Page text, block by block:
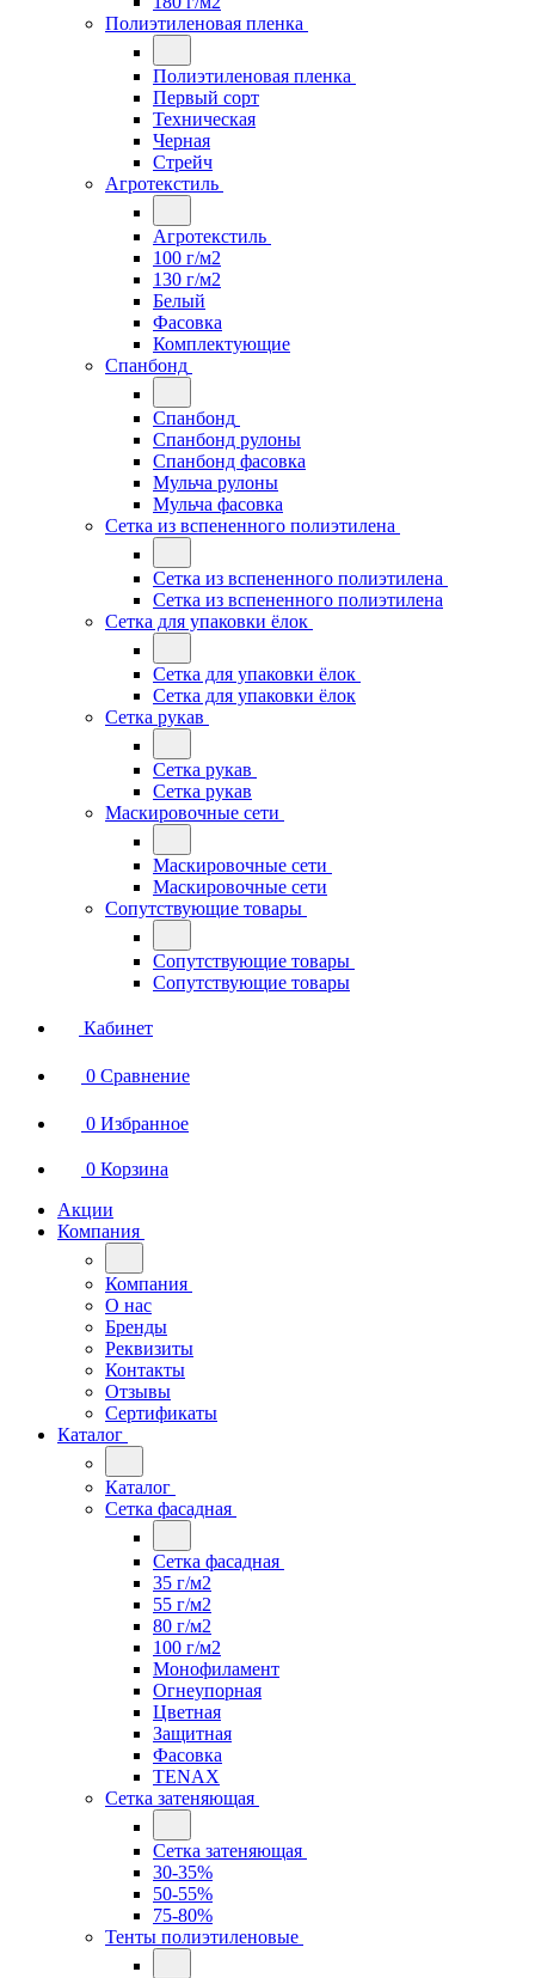
Полиэтиленовая пленка
Полиэтиленовая пленка
Первый сорт
Техническая
Черная
Стрейч
Агротекстиль
Агротекстиль
100 г/м2
130 г/м2
Белый
Фасовка
Комплектующие
Спанбонд
Спанбонд
Спанбонд рулоны
Спанбонд фасовка
Мульча рулоны
Мульча фасовка
Сетка из вспененного полиэтилена
Сетка из вспененного полиэтилена
Сетка из вспененного полиэтилена
Сетка для упаковки ёлок
Сетка для упаковки ёлок
Сетка для упаковки ёлок
Сетка рукав
Сетка рукав
Сетка рукав
Маскировочные сети
Маскировочные сети
Маскировочные сети
Сопутствующие товары
Сопутствующие товары
Сопутствующие товары
Кабинет
0 Сравнение
0 Избранное
0 Корзина
Акции
Компания
Компания
О нас
Бренды
Реквизиты
Контакты
Отзывы
Сертификаты
Каталог
Каталог
Сетка фасадная
Сетка фасадная
35 г/м2
55 г/м2
80 г/м2
100 г/м2
Монофиламент
Огнеупорная
Цветная
Защитная
Фасовка
TENAX
Сетка затеняющая
Сетка затеняющая
30-35%
50-55%
75-80%
Тенты полиэтиленовые